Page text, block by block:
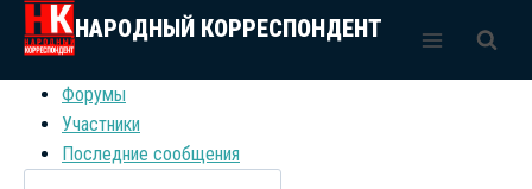
Перейти
содержимому
НАРОДНЫЙ КОРРЕСПОНДЕНТ
Форумы
Участники
Последние сообщения